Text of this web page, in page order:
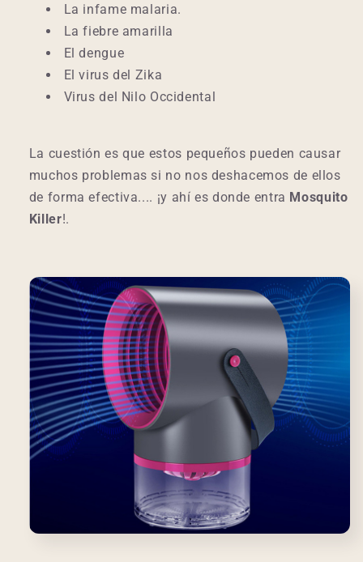
La infame malaria.
La fiebre amarilla
El dengue
El virus del Zika
Virus del Nilo Occidental
La cuestión es que estos pequeños pueden causar
muchos problemas si no nos deshacemos de ellos
de forma efectiva.... ¡y ahí es donde entra Mosquito
Killer!.